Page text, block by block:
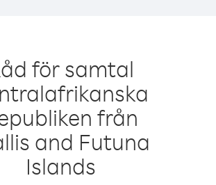
för samtal
från
and Futuna
Islands